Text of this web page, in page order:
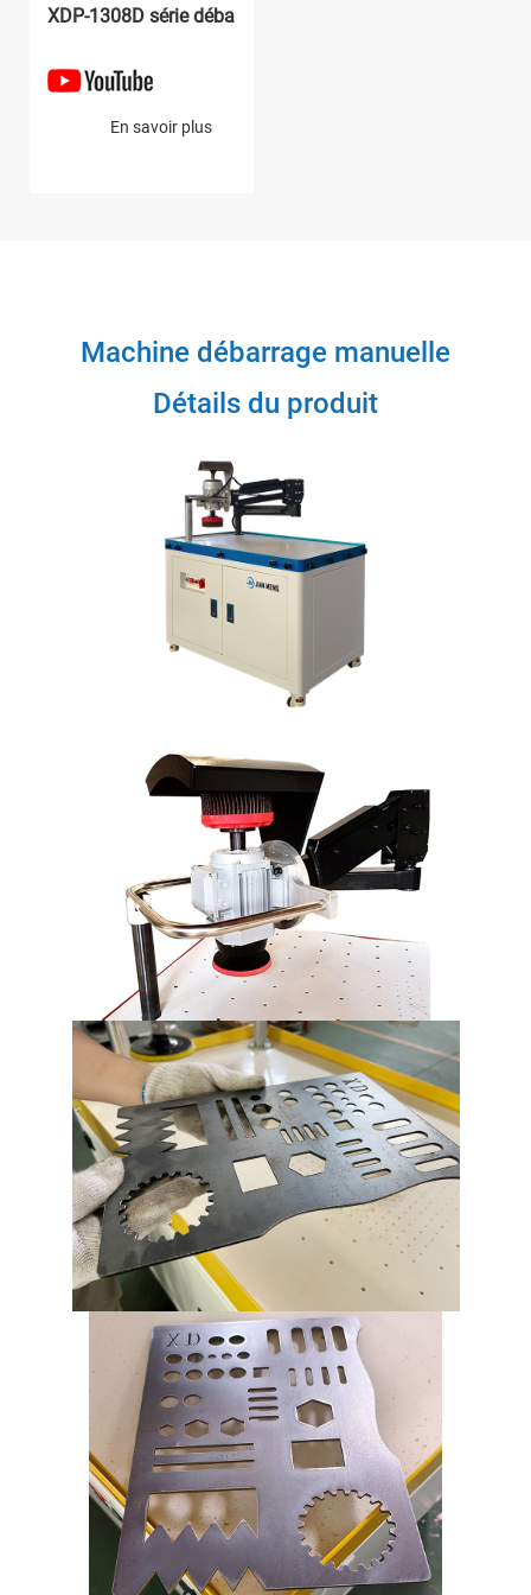
XDP-1308D série débarrage machine
En savoir plus
Machine débarrage manuelle
Détails du produit